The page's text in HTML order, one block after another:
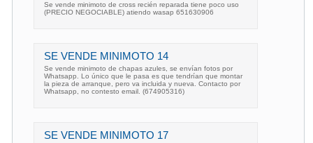
Se vende minimoto de cross recién reparada tiene poco uso
(PRECIO NEGOCIABLE) atiendo wasap 651630906
SE VENDE MINIMOTO 14
Se vende minimoto de chapas azules, se envían fotos por
Whatsapp. Lo único que le pasa es que tendrían que montar
la pieza de arranque, pero va incluida y nueva. Contacto por
Whatsapp, no contesto email. (674905316)
SE VENDE MINIMOTO 17